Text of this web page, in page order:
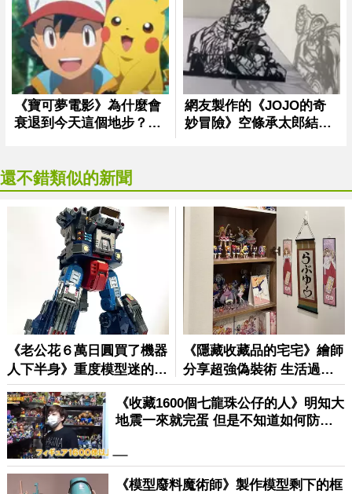
還不錯類似的新聞